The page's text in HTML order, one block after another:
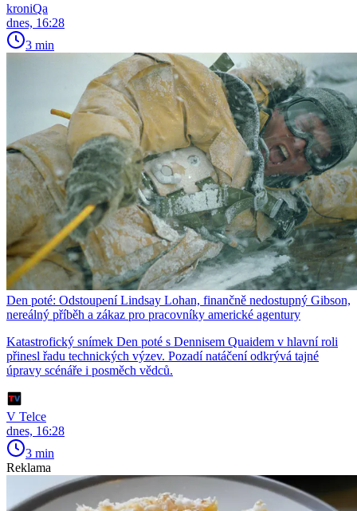
kroniQa
dnes, 16:28
3 min
Den poté: Odstoupení Lindsay Lohan, finančně nedostupný Gibson,
nereálný příběh a zákaz pro pracovníky americké agentury
Katastrofický snímek Den poté s Dennisem Quaidem v hlavní roli
přinesl řadu technických výzev. Pozadí natáčení odkrývá tajné
úpravy scénáře i posměch vědců.
V Telce
dnes, 16:28
3 min
Reklama